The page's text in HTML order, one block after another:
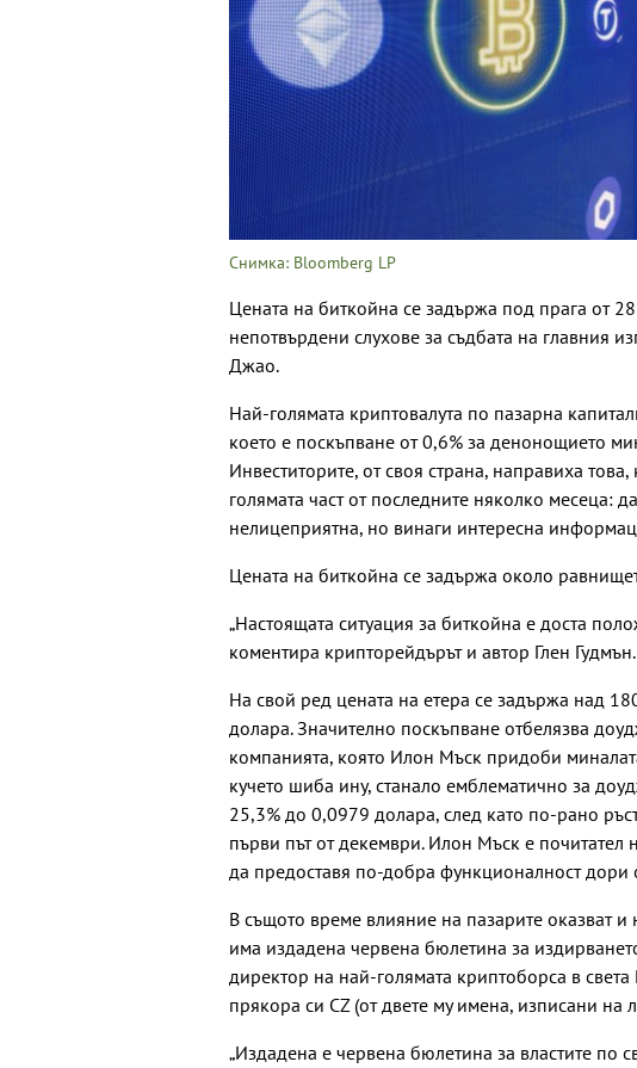
Снимка: Bloomberg LP
Цената на биткойна се задържа под прага от
непотвърдени слухове за съдбата на главния
Джао.
Най-голямата криптовалута по пазарна
което е поскъпване от 0,6% за денонощието
Инвеститорите, от своя страна, направиха
голямата част от последните няколко месеца:
нелицеприятна, но винаги интересна
Цената на биткойна се задържа около
„Настоящата ситуация за биткойна е доста
коментира крипторейдърът и автор Глен Гудмън.
На свой ред цената на етера се задържа над
долара. Значително поскъпване отбелязва
компанията, която Илон Мъск придоби
кучето шиба ину, станало емблематично за
25,3% до 0,0979 долара, след като по-рано
първи път от декември. Илон Мъск е почитател
да предоставя по-добра функционалност дори
В същото време влияние на пазарите оказват
има издадена червена бюлетина за
директор на най-голямата криптоборса в
прякора си CZ (от двете му имена, изписани на
„Издадена е червена бюлетина за властите по